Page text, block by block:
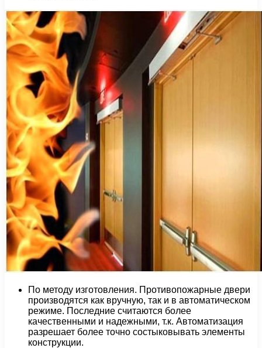
По методу изготовления. Противопожарные двери
производятся как вручную, так и в автоматическом
режиме. Последние считаются более
качественными и надежными, т.к. Автоматизация
разрешает более точно состыковывать элементы
конструкции.